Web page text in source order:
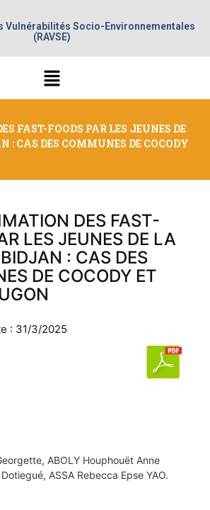
Vulnérabilités Socio-Environnementales
(RAVSE)
FAST-FOODS PAR LES JEUNES DE
: CAS DES COMMUNES DE COCODY
DES FAST-
LES JEUNES DE LA
: CAS DES
DE COCODY ET
: 31/3/2025
ABOLY Houphouët Anne
ASSA Rebecca Epse YAO.